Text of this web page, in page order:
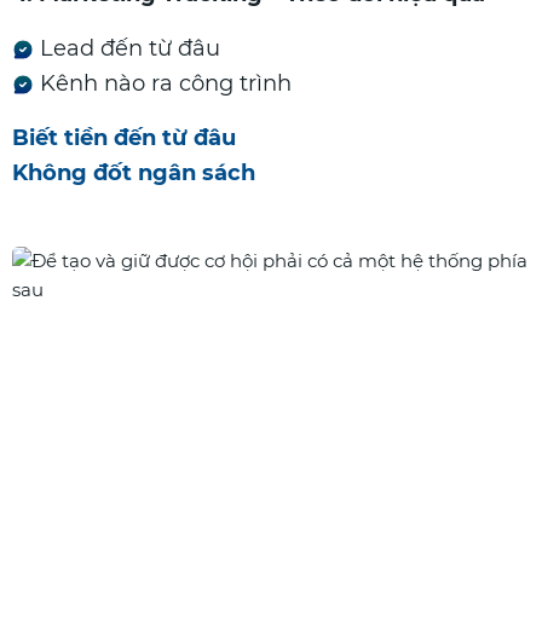
Lead đến từ đâu
Kênh nào ra công trình
Biết tiền đến từ đâu
Không đốt ngân sách